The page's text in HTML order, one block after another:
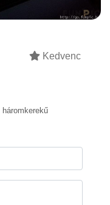
Kedvenc
háromkerekű